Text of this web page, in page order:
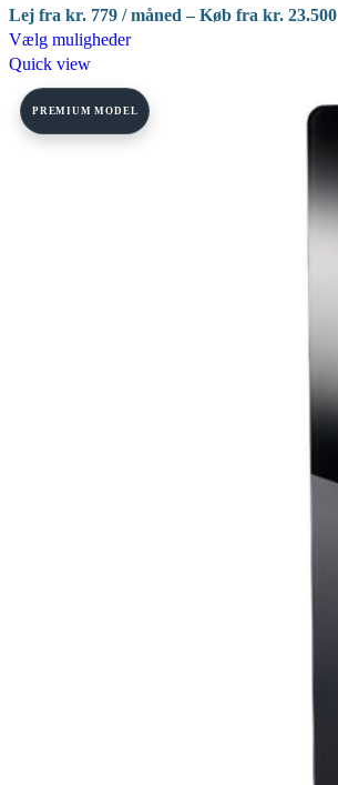
Lej fra kr. 779 / måned – Køb fra kr. 23.500
Vælg mulighederDette
har
flere
varianter.
Quick view
PREMIUM MODEL